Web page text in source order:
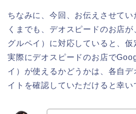
ちなみに、今回、お伝えさせて
くまでも、デオスピードのお店
グルペイ）に対応していると、仮
実際にデオスピードのお店で
イ）が使えるかどうかは、各自
イトを確認していただけると幸い